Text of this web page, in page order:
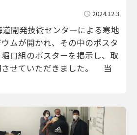
2024.12.3
開発技術センターによる寒地
ムが開かれ、その中のポスタ
口組のポスターを掲示し、取
させていただきました。 当